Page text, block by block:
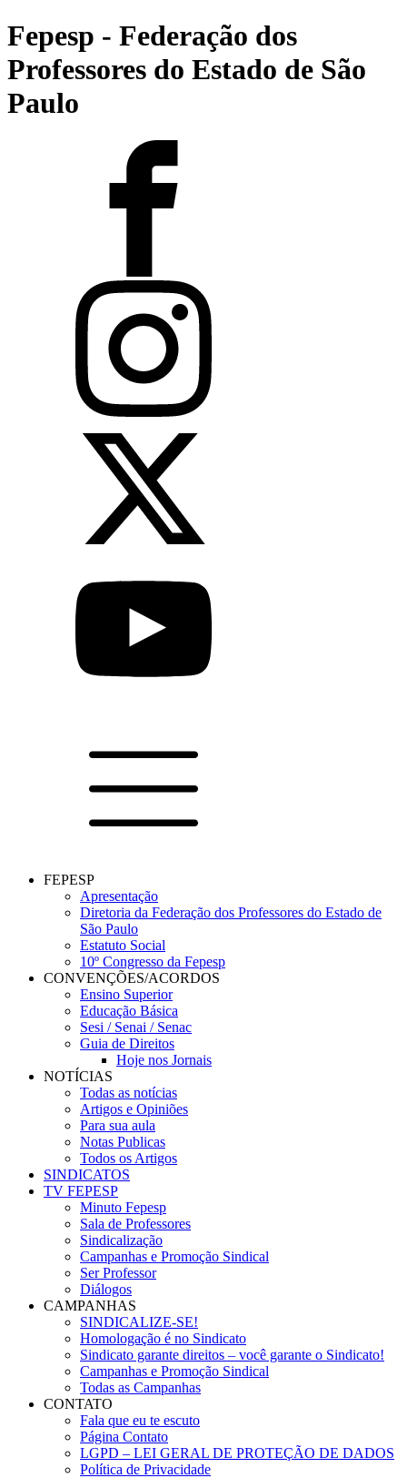
Fepesp - Federação dos
Professores do Estado de São
Paulo
FEPESP
Apresentação
Diretoria da Federação dos Professores do Estado de
São Paulo
Estatuto Social
10º Congresso da Fepesp
CONVENÇÕES/ACORDOS
Ensino Superior
Educação Básica
Sesi / Senai / Senac
Guia de Direitos
Hoje nos Jornais
NOTÍCIAS
Todas as notícias
Artigos e Opiniões
Para sua aula
Notas Publicas
Todos os Artigos
SINDICATOS
TV FEPESP
Minuto Fepesp
Sala de Professores
Sindicalização
Campanhas e Promoção Sindical
Ser Professor
Diálogos
CAMPANHAS
SINDICALIZE-SE!
Homologação é no Sindicato
Sindicato garante direitos – você garante o Sindicato!
Campanhas e Promoção Sindical
Todas as Campanhas
CONTATO
Fala que eu te escuto
Página Contato
LGPD – LEI GERAL DE PROTEÇÃO DE DADOS
Política de Privacidade